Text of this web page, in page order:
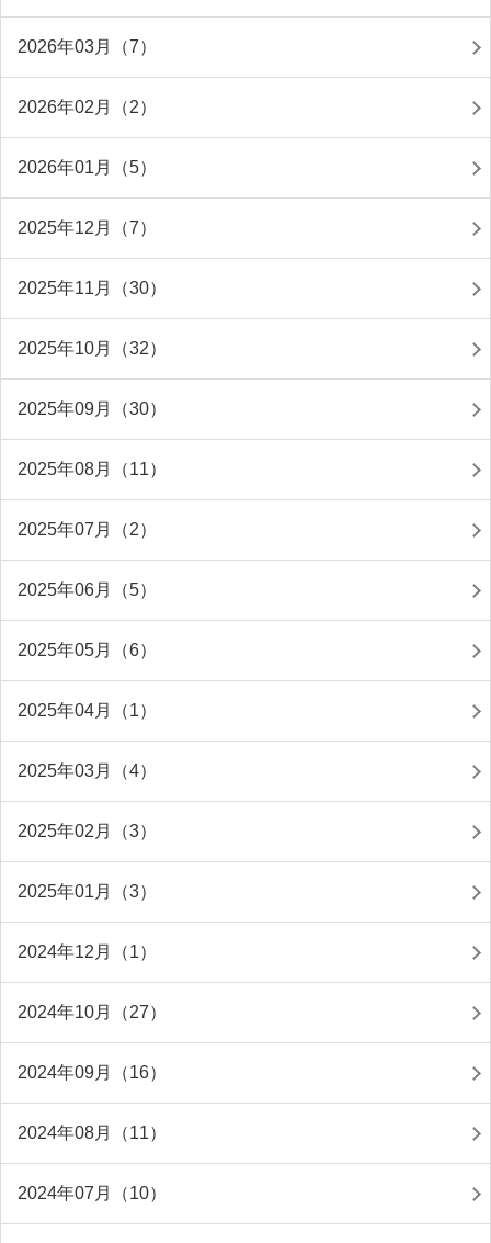
2026年03月（7）
2026年02月（2）
2026年01月（5）
2025年12月（7）
2025年11月（30）
2025年10月（32）
2025年09月（30）
2025年08月（11）
2025年07月（2）
2025年06月（5）
2025年05月（6）
2025年04月（1）
2025年03月（4）
2025年02月（3）
2025年01月（3）
2024年12月（1）
2024年10月（27）
2024年09月（16）
2024年08月（11）
2024年07月（10）